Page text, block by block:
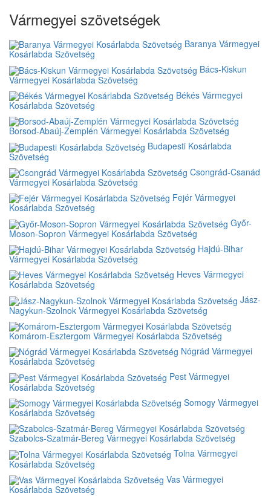
Vármegyei szövetségek
Baranya Vármegyei
Kosárlabda Szövetség
Bács-Kiskun
Vármegyei Kosárlabda Szövetség
Békés Vármegyei
Kosárlabda Szövetség
Borsod-Abaúj-Zemplén Vármegyei Kosárlabda Szövetség
Budapesti Kosárlabda
Szövetség
Csongrád-Csanád
Vármegyei Kosárlabda Szövetség
Fejér Vármegyei
Kosárlabda Szövetség
Győr-
Moson-Sopron Vármegyei Kosárlabda Szövetség
Hajdú-Bihar
Vármegyei Kosárlabda Szövetség
Heves Vármegyei
Kosárlabda Szövetség
Jász-
Nagykun-Szolnok Vármegyei Kosárlabda Szövetség
Komárom-Esztergom Vármegyei Kosárlabda Szövetség
Nógrád Vármegyei
Kosárlabda Szövetség
Pest Vármegyei
Kosárlabda Szövetség
Somogy Vármegyei
Kosárlabda Szövetség
Szabolcs-Szatmár-Bereg Vármegyei Kosárlabda Szövetség
Tolna Vármegyei
Kosárlabda Szövetség
Vas Vármegyei
Kosárlabda Szövetség